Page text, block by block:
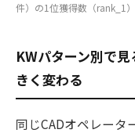
件）の1位獲得数（rank_1）
KWパターン別で
きく変わる
同じCADオペレータ